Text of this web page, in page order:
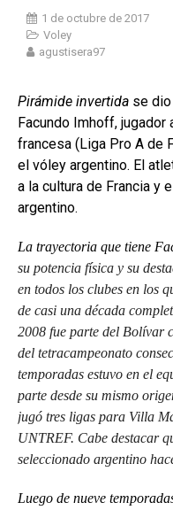
1 de octubre de 2017
Voley
agustisera97
Pirámide invertida se
Facundo Imhoff,
francesa (Liga Pro A de
el vóley argentino. El
a la cultura de Francia y
argentino.
La trayectoria que tiene
su potencia física y su
en todos los clubes en los
de casi una década
2008 fue parte del Bolívar
del tetracampeonato
temporadas estuvo en el
parte desde su mismo
jugó tres ligas para Villa
UNTREF. Cabe destacar
seleccionado argentino
Luego de nueve